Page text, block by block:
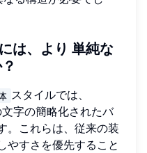
には、より 単純な
スタイルでは、
字の簡略化されたバ
。これらは、従来の装
やすさを優先すること